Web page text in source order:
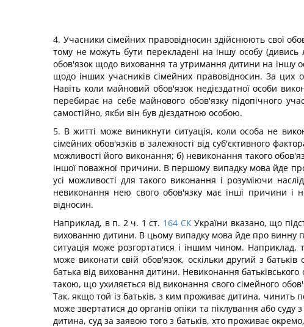
4. Учасники сімейних правовідносин здійснюють свої
тому не можуть бути перекладені на іншу особу (дивись
обов'язок щодо виховання та утримання дитини на іншу
щодо інших учасників сімейних правовідносин. За цих
Навіть коли майновий обов'язок недієздатної особи
перебирає на себе майнового обов'язку підопічного
самостійно, якби він був дієздатною особою.
5. В житті може виникнути ситуація, коли особа не
сімейних обов'язків в залежності від суб'єктивного
можливості його виконання; б) невиконання такого
іншої поважної причини. В першому випадку мова йде
усі можливості для такого виконання і розуміючи
невиконання нею свого обов'язку має інші причини і
відносин.
Наприклад, в п. 2 ч. 1 ст. 164 СКУкраїни вказано, що
вихованню дитини. В цьому випадку мова йде про винну
ситуація може розгортатися і іншим чином. Наприклад,
може виконати свій обов'язок, оскільки другий з
батька від виховання дитини. Невиконання
такою, що ухиляється від виконання свого сімейного
Так, якщо той із батьків, з ким проживає дитина, чинить
може звертатися до органів опіки та піклування або
дитина, суд за заявою того з батьків, хто проживає